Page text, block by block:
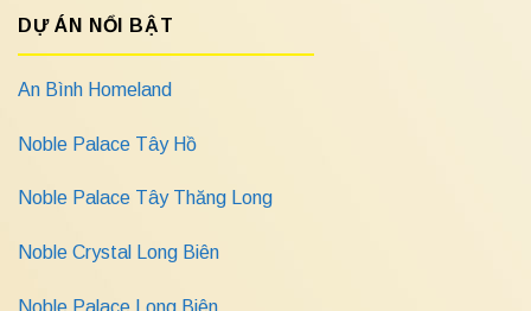
DỰ ÁN NỔI BẬT
An Bình Homeland
Noble Palace Tây Hồ
Noble Palace Tây Thăng Long
Noble Crystal Long Biên
Noble Palace Long Biên